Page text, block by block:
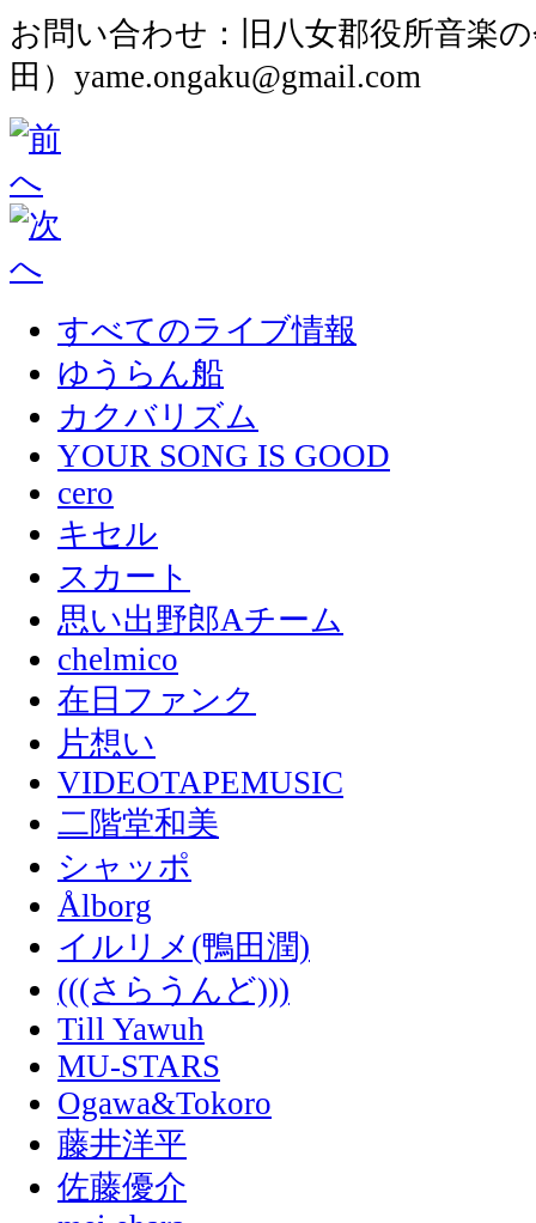
お問い合わせ：旧八女郡役所音楽
田）yame.ongaku@gmail.com
すべてのライブ情報
ゆうらん船
カクバリズム
YOUR SONG IS GOOD
cero
キセル
スカート
思い出野郎Aチーム
chelmico
在日ファンク
片想い
VIDEOTAPEMUSIC
二階堂和美
シャッポ
Ålborg
イルリメ(鴨田潤)
(((さらうんど)))
Till Yawuh
MU-STARS
Ogawa&Tokoro
藤井洋平
佐藤優介